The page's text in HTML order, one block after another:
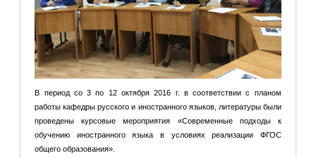
В период со 3 по 12 октября 2016 г. в соответствии с планом
работы кафедры русского и иностранного языков, литературы были
проведены курсовые мероприятия «Современные подходы к
обучению иностранного языка в условиях реализации ФГОС
общего образования».